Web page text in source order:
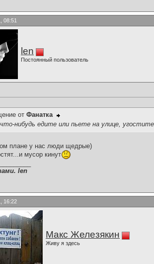
08:51
len
Постоянный пользователь
от Фанатка
что-нибудь едите или пьете на улице,
плане у нас люди щедрые)
мусор кинут
len
16:22
Макс Железякин
Живу я здесь